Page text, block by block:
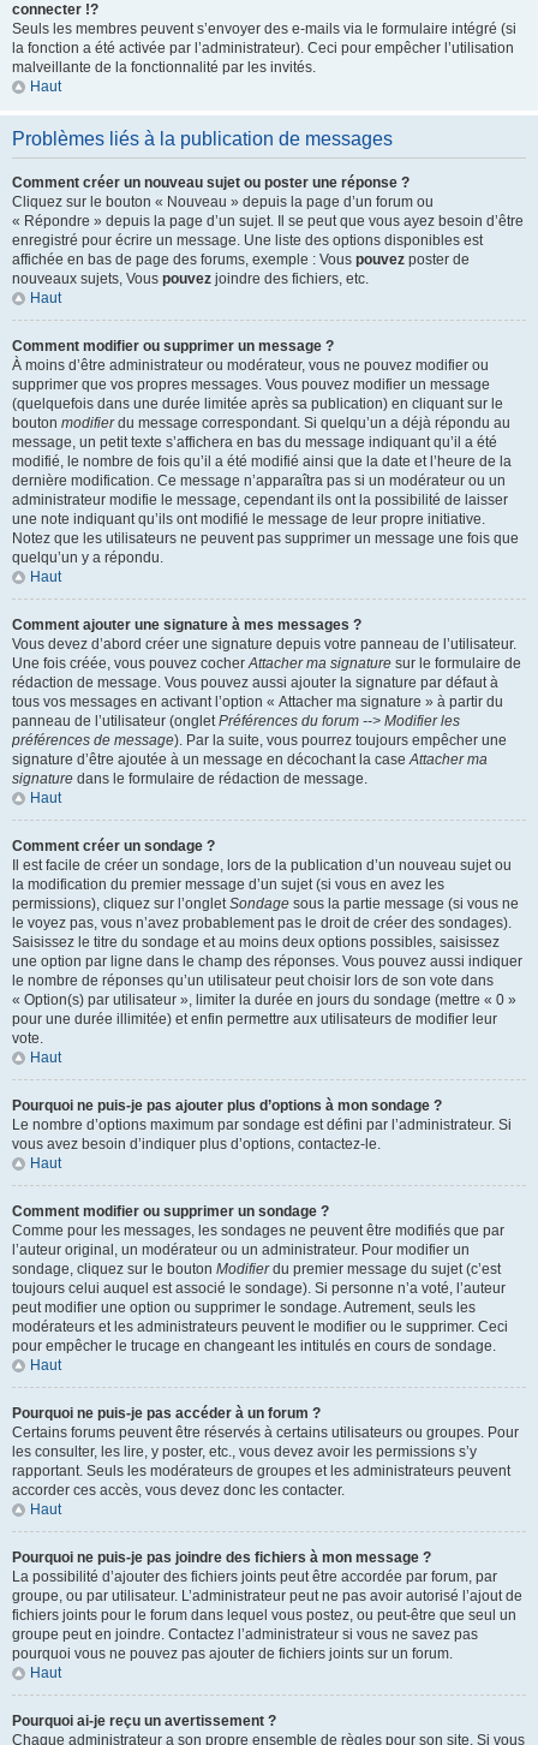
connecter !?
Seuls les membres peuvent s’envoyer des e-mails via le formulaire intégré (si
la fonction a été activée par l’administrateur). Ceci pour empêcher l’utilisation
malveillante de la fonctionnalité par les invités.
Haut
Problèmes liés à la publication de messages
Comment créer un nouveau sujet ou poster une réponse ?
Cliquez sur le bouton « Nouveau » depuis la page d’un forum ou
« Répondre » depuis la page d’un sujet. Il se peut que vous ayez besoin d’être
enregistré pour écrire un message. Une liste des options disponibles est
affichée en bas de page des forums, exemple : Vous pouvez poster de
nouveaux sujets, Vous pouvez joindre des fichiers, etc.
Haut
Comment modifier ou supprimer un message ?
À moins d’être administrateur ou modérateur, vous ne pouvez modifier ou
supprimer que vos propres messages. Vous pouvez modifier un message
(quelquefois dans une durée limitée après sa publication) en cliquant sur le
bouton modifierdu message correspondant. Si quelqu’un a déjà répondu au
message, un petit texte s’affichera en bas du message indiquant qu’il a été
modifié, le nombre de fois qu’il a été modifié ainsi que la date et l’heure de la
dernière modification. Ce message n’apparaîtra pas si un modérateur ou un
administrateur modifie le message, cependant ils ont la possibilité de laisser
une note indiquant qu’ils ont modifié le message de leur propre initiative.
Notez que les utilisateurs ne peuvent pas supprimer un message une fois que
quelqu’un y a répondu.
Haut
Comment ajouter une signature à mes messages ?
Vous devez d’abord créer une signature depuis votre panneau de l’utilisateur.
Une fois créée, vous pouvez cocherAttacher ma signature sur le formulaire de
rédaction de message. Vous pouvez aussi ajouter la signature par défaut à
tous vos messages en activant l’option « Attacher ma signature » à partir du
panneau de l’utilisateur (ongletPréférences du forum --> Modifier les
préférences de message). Par la suite, vous pourrez toujours empêcher une
signature d’être ajoutée à un message en décochant la caseAttacher ma
signature dans le formulaire de rédaction de message.
Haut
Comment créer un sondage ?
Il est facile de créer un sondage, lors de la publication d’un nouveau sujet ou
la modification du premier message d’un sujet (si vous en avez les
permissions), cliquez sur l’ongletSondage sous la partie message (si vous ne
le voyez pas, vous n’avez probablement pas le droit de créer des sondages).
Saisissez le titre du sondage et au moins deux options possibles, saisissez
une option par ligne dans le champ des réponses. Vous pouvez aussi indiquer
le nombre de réponses qu’un utilisateur peut choisir lors de son vote dans
« Option(s) par utilisateur », limiter la durée en jours du sondage (mettre « 0 »
pour une durée illimitée) et enfin permettre aux utilisateurs de modifier leur
vote.
Haut
Pourquoi ne puis-je pas ajouter plus d’options à mon sondage ?
Le nombre d’options maximum par sondage est défini par l’administrateur. Si
vous avez besoin d’indiquer plus d’options, contactez-le.
Haut
Comment modifier ou supprimer un sondage ?
Comme pour les messages, les sondages ne peuvent être modifiés que par
l’auteur original, un modérateur ou un administrateur. Pour modifier un
sondage, cliquez sur le bouton Modifierdu premier message du sujet (c’est
toujours celui auquel est associé le sondage). Si personne n’a voté, l’auteur
peut modifier une option ou supprimer le sondage. Autrement, seuls les
modérateurs et les administrateurs peuvent le modifier ou le supprimer. Ceci
pour empêcher le trucage en changeant les intitulés en cours de sondage.
Haut
Pourquoi ne puis-je pas accéder à un forum ?
Certains forums peuvent être réservés à certains utilisateurs ou groupes. Pour
les consulter, les lire, y poster, etc., vous devez avoir les permissions s’y
rapportant. Seuls les modérateurs de groupes et les administrateurs peuvent
accorder ces accès, vous devez donc les contacter.
Haut
Pourquoi ne puis-je pas joindre des fichiers à mon message ?
La possibilité d’ajouter des fichiers joints peut être accordée par forum, par
groupe, ou par utilisateur. L’administrateur peut ne pas avoir autorisé l’ajout de
fichiers joints pour le forum dans lequel vous postez, ou peut-être que seul un
groupe peut en joindre. Contactez l’administrateur si vous ne savez pas
pourquoi vous ne pouvez pas ajouter de fichiers joints sur un forum.
Haut
Pourquoi ai-je reçu un avertissement ?
Chaque administrateur a son propre ensemble de règles pour son site. Si vous